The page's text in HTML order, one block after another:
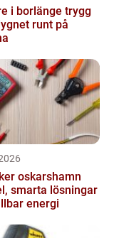
borlänge trygg
runt på
oskarshamn
smarta lösningar
energi